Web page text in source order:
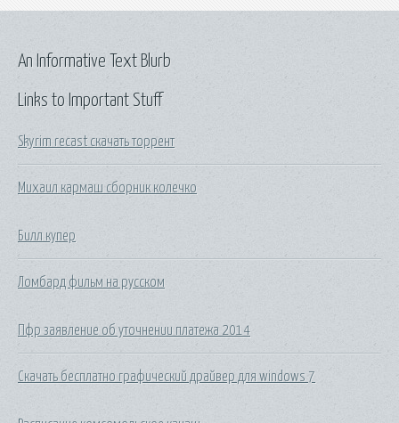
Links to Important Stuff
Skyrim recast скачать торрент
Михаил кармаш сборник колечко
Билл купер
Ломбард фильм на русском
Пфр заявление об уточнении платежа 2014
Скачать бесплатно графический драйвер для windows 7
An Informative Text Blurb